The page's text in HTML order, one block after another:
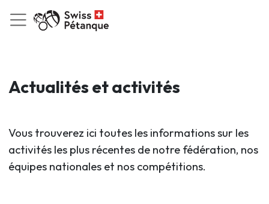
Actualités et activités
Vous trouverez ici toutes les informations sur les
activités les plus récentes de notre fédération, nos
équipes nationales et nos compétitions.